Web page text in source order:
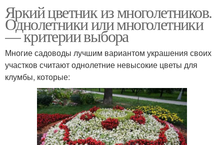
Яркий цветник из многолетников.
Однолетники или многолетники
— критерии выбора
Многие садоводы лучшим вариантом украшения своих
участков считают однолетние невысокие цветы для
клумбы, которые: